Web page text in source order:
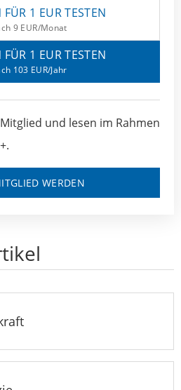
1 EUR TESTEN
9 EUR/Monat
1 EUR TESTEN
103 EUR/Jahr
und lesen im Rahmen
WERDEN